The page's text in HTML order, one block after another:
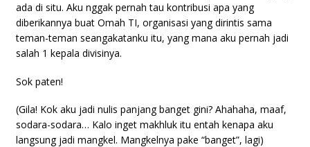
ada di situ. Aku nggak pernah tau kontribusi apa yang
diberikannya buat Omah TI, organisasi yang dirintis sama
teman-teman seangakatanku itu, yang mana aku pernah jadi
salah 1 kepala divisinya.
Sok paten!
(Gila! Kok aku jadi nulis panjang banget gini? Ahahaha, maaf,
sodara-sodara… Kalo inget makhluk itu entah kenapa aku
langsung jadi mangkel. Mangkelnya pake “banget”, lagi)